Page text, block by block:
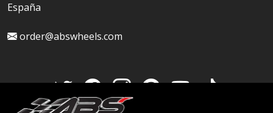
España
order@abswheels.com